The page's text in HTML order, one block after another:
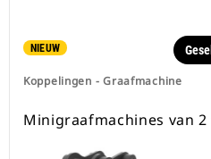
NIEUW
Koppelingen - Graafmachine
Minigraafmachines van